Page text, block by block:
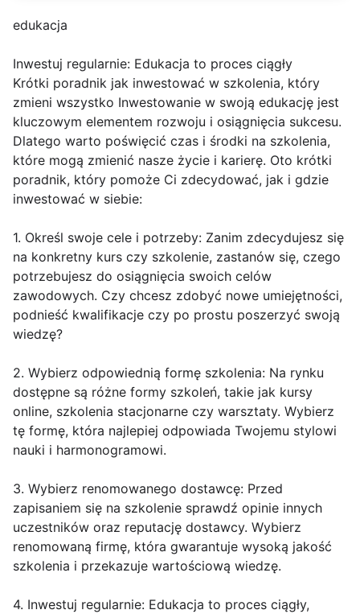
edukacja
Inwestuj regularnie: Edukacja to proces ciągły
Krótki poradnik jak inwestować w szkolenia, który
zmieni wszystko Inwestowanie w swoją edukację jest
kluczowym elementem rozwoju i osiągnięcia sukcesu.
Dlatego warto poświęcić czas i środki na szkolenia,
które mogą zmienić nasze życie i karierę. Oto krótki
poradnik, który pomoże Ci zdecydować, jak i gdzie
inwestować w siebie:
1. Określ swoje cele i potrzeby: Zanim zdecydujesz się
na konkretny kurs czy szkolenie, zastanów się, czego
potrzebujesz do osiągnięcia swoich celów
zawodowych. Czy chcesz zdobyć nowe umiejętności,
podnieść kwalifikacje czy po prostu poszerzyć swoją
wiedzę?
2. Wybierz odpowiednią formę szkolenia: Na rynku
dostępne są różne formy szkoleń, takie jak kursy
online, szkolenia stacjonarne czy warsztaty. Wybierz
tę formę, która najlepiej odpowiada Twojemu stylowi
nauki i harmonogramowi.
3. Wybierz renomowanego dostawcę: Przed
zapisaniem się na szkolenie sprawdź opinie innych
uczestników oraz reputację dostawcy. Wybierz
renomowaną firmę, która gwarantuje wysoką jakość
szkolenia i przekazuje wartościową wiedzę.
4. Inwestuj regularnie: Edukacja to proces ciągły,